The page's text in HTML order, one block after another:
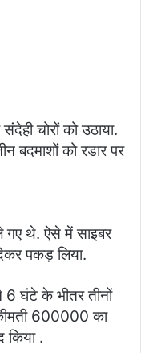
चोरों को उठाया.
बदमाशों को रडार पर
गए थे. ऐसे में साइबर
पकड़ लिया.
घंटे के भीतर तीनों
600000 का
किया .